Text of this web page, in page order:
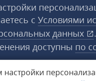
с Условиями
данных
доступны по